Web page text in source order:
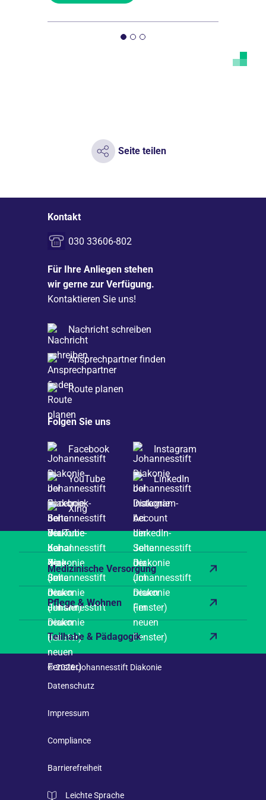
Seite teilen
Kontakt
030 33606-802
Für Ihre Anliegen stehen
wir gerne zur Verfügung.
Kontaktieren Sie uns!
Nachricht schreiben
Ansprechpartner finden
Route planen
Folgen Sie uns
Facebook Instagram
YouTube LinkedIn
Xing
Medizinische Versorgung
Pflege & Wohnen
Teilhabe & Pädagogik
© 2026 Johannesstift Diakonie
Datenschutz
Impressum
Compliance
Barrierefreiheit
Leichte Sprache